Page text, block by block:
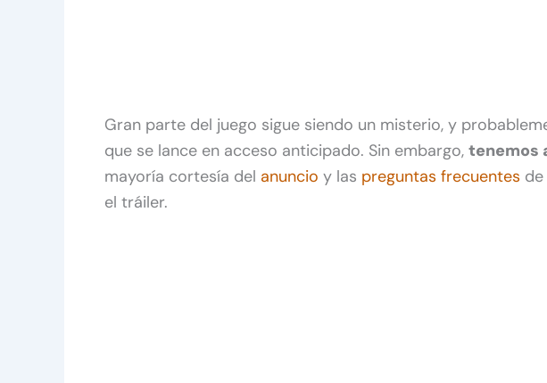
Gran parte del juego sigue siendo un misterio, y
que se lance en acceso anticipado. Sin embargo, tenemos
mayoría cortesía del anuncio y las preguntas frecuentes
el tráiler.